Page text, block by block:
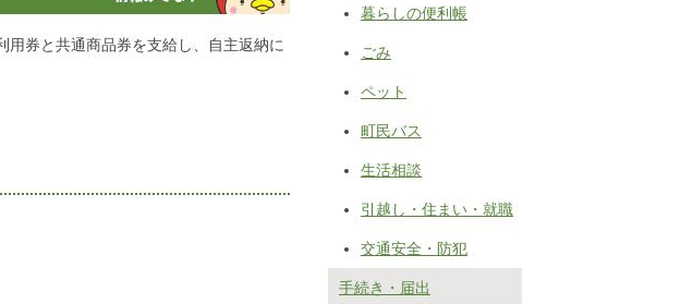
券と共通商品券を支給し、自主返納に
暮らしの便利帳
ごみ
ペット
町民バス
生活相談
引越し・住まい・就職
交通安全・防犯
手続き・届出